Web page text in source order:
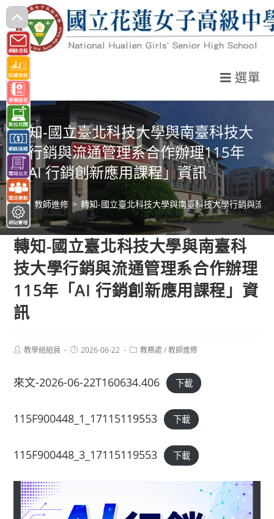
跳
轉
至
主
要
內
容
選單
轉知-國立臺北科技大學與南臺科技大
學行銷與流通管理系合作辦理115年
「AI 行銷創新應用課程」資訊
> 教師進修 > 轉知-國立臺北科技大學與南臺科技大學行銷與流
轉知-國立臺北科技大學與南臺科
技大學行銷與流通管理系合作辦理
115年「AI 行銷創新應用課程」資
訊
Post教學組組員
Post2026-06-22
Post教務處 / 教師進修
來文-2026-06-22T160634.406 下載
115F900448_1_17115119553 下載
115F900448_3_17115119553 下載